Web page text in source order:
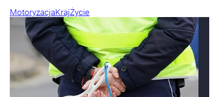
MotoryzacjaKrajŻycie